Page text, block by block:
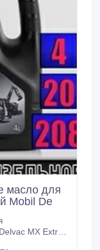
масло для
Mobil De
MX Extra